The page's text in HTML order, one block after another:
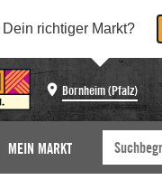
Dein richtiger Markt?
Bornheim (Pfalz)
MEIN MARKT